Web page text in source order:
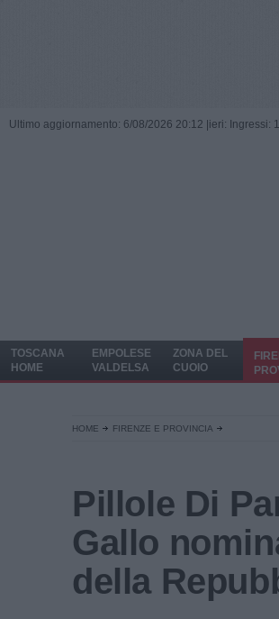
Ultimo aggiornamento: 6/08/2026 20:12 | ieri: Ingressi:
TOSCANA
HOME
EMPOLESE
VALDELSA
ZONA DEL
CUOIO
HOME FIRENZE E PROVINCIA
Pillole Di
Gallo
della